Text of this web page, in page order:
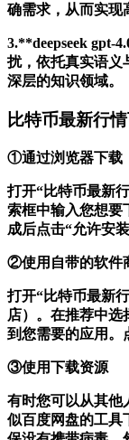
确需求，从而实现
3.**deepseek gpt-
扰，依托真实语义
深层的知识领域。
比特币最新行
①通过浏览器下载
打开“比特币最新
索框中输入您想要
成后点击“允许安装
②使用自带的软件
打开“比特币最新
店）。在推荐中选
到您需要的应用。
③使用下载资源
有时您可以从其他
似百度网盘的工具